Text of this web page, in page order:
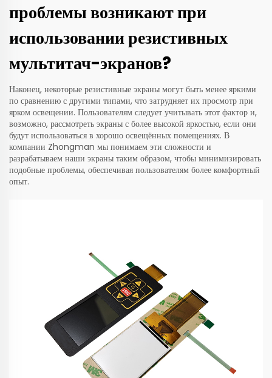
проблемы возникают при
использовании резистивных
мультитач-экранов?
Наконец, некоторые резистивные экраны могут быть менее яркими
по сравнению с другими типами, что затрудняет их просмотр при
ярком освещении. Пользователям следует учитывать этот фактор и,
возможно, рассмотреть экраны с более высокой яркостью, если они
будут использоваться в хорошо освещённых помещениях. В
компании Zhongman мы понимаем эти сложности и
разрабатываем наши экраны таким образом, чтобы минимизировать
подобные проблемы, обеспечивая пользователям более комфортный
опыт.